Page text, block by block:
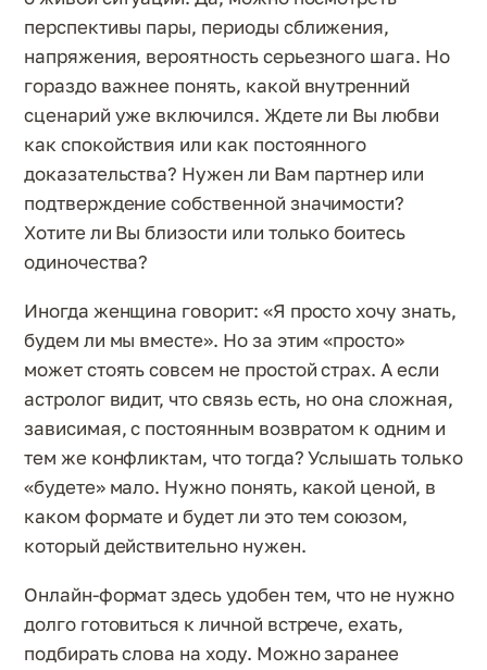
перспективы пары, периоды сближения,
напряжения, вероятность серьезного шага. Но
гораздо важнее понять, какой внутренний
сценарий уже включился. Ждете ли Вы любви
как спокойствия или как постоянного
доказательства? Нужен ли Вам партнер или
подтверждение собственной значимости?
Хотите ли Вы близости или только боитесь
одиночества?
Иногда женщина говорит: «Я просто хочу знать,
будем ли мы вместе». Но за этим «просто»
может стоять совсем не простой страх. А если
астролог видит, что связь есть, но она сложная,
зависимая, с постоянным возвратом к одним и
тем же конфликтам, что тогда? Услышать только
«будете» мало. Нужно понять, какой ценой, в
каком формате и будет ли это тем союзом,
который действительно нужен.
Онлайн-формат здесь удобен тем, что не нужно
долго готовиться к личной встрече, ехать,
подбирать слова на ходу. Можно заранее